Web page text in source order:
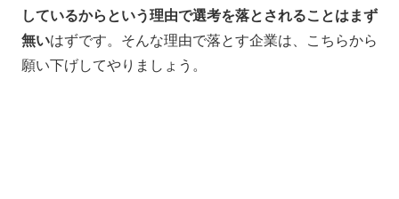
しているからという理由で選考を落とされることはまず
無いはずです。そんな理由で落とす企業は、こちらから
願い下げしてやりましょう。